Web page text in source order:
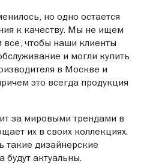
но одно остается
к качеству. Мы не ищем
чтобы наши клиенты
и могли купить
в Москве и
это всегда продукция
за мировыми трендами в
их в своих коллекциях.
такие дизайнерские
будут актуальны.